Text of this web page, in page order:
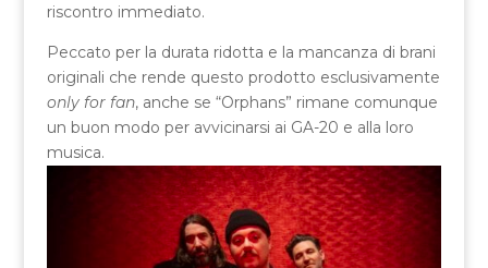
riscontro immediato.
Peccato per la durata ridotta e la mancanza di brani
originali che rende questo prodotto esclusivamente
only for fan, anche se “Orphans” rimane comunque
un buon modo per avvicinarsi ai GA-20 e alla loro
musica.